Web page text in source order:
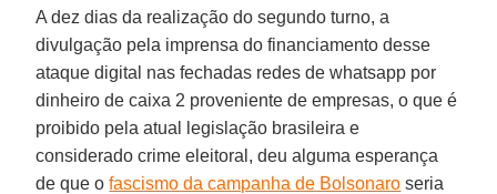
A dez dias da realização do segundo turno, a
divulgação pela imprensa do financiamento desse
ataque digital nas fechadas redes de whatsapp por
dinheiro de caixa 2 proveniente de empresas, o que é
proibido pela atual legislação brasileira e
considerado crime eleitoral, deu alguma esperança
de que ofascismo da campanha de Bolsonaro seria